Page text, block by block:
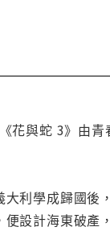
與蛇 3》由
利學成歸國
設計海東破產